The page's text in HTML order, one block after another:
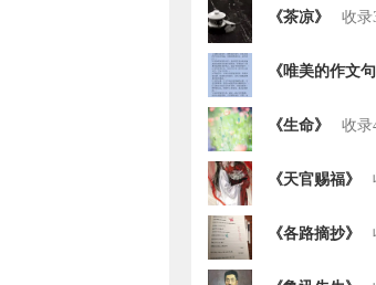
《茶凉》 收录
《唯美的作文句
《生命》 收录
《天官赐福》
《各路摘抄》